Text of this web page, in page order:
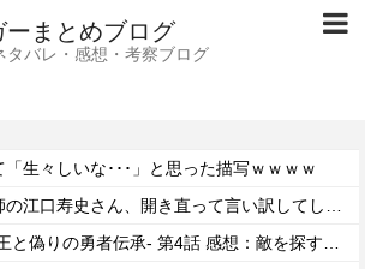
ーまとめブログ
タバレ・感想・考察ブログ
「生々しいな･･･」と思った描写ｗｗｗｗ